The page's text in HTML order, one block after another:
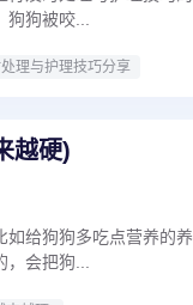
狗被咬...
理与护理技巧分享
越硬)
给狗狗多吃点营养的
，会把狗...